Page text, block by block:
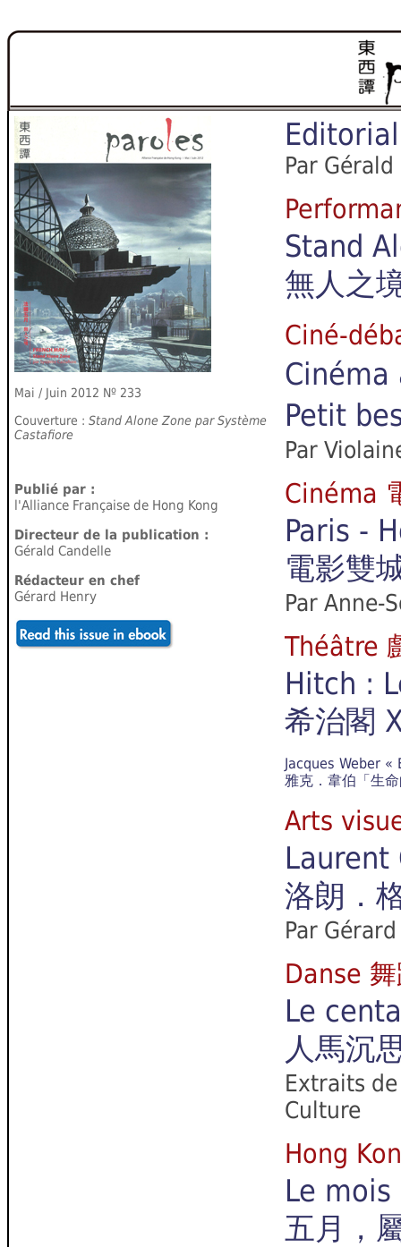
Mai / Juin 2012 Nº 233
Couverture : Stand Alone Zone par Système
Castafiore
Publié par :
l'Alliance Française de Hong Kong
Directeur de la publication :
Gérald Candelle
Rédacteur en chef
Gérard Henry
Editorial
Par Gérald
Stand
無人之
Ciné-
Petit
Par
Cinéma
Paris -
電影雙
Par Anne-
Théâtre
Hitch :
希治閣
Jacques Weber
雅克．韋伯「生
Arts
Laurent
洛朗．
Par
Danse
Le
人馬沉
Extraits
Culture
Hong
Le
五月，